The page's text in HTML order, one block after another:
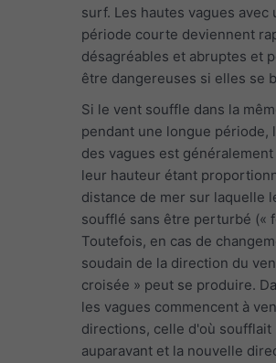
surf. Les hautes vagues avec
période courte deviennent
désagréables et abruptes et
être dangereuses si elles se
Si le vent souffle dans la
pendant une longue période,
des vagues est
leur hauteur étant
distance de mer sur laquelle
soufflé sans être perturbé («
Toutefois, en cas de
soudain de la direction du
croisée » peut se produire.
les vagues commencent à
directions, celle d'où soufflait
auparavant et la nouvelle